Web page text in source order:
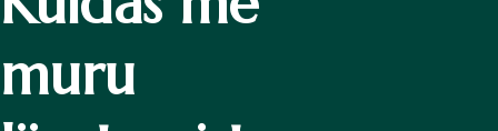
muru